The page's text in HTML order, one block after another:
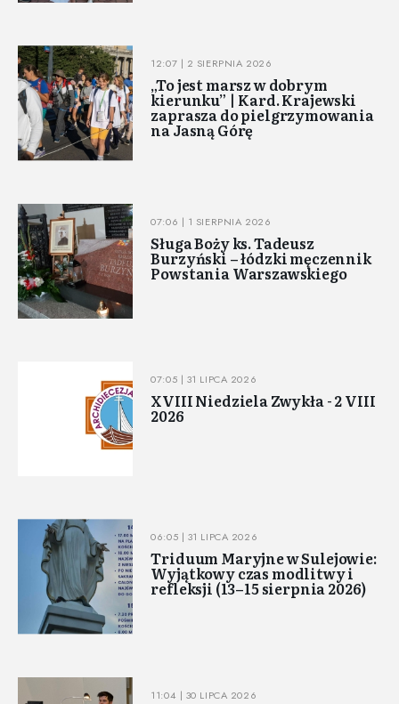
12:07 | 2 SIERPNIA 2026
„To jest marsz w dobrym
kierunku” | Kard. Krajewski
zaprasza do pielgrzymowania
na Jasną Górę
07:06 | 1 SIERPNIA 2026
Sługa Boży ks. Tadeusz
Burzyński – łódzki męczennik
Powstania Warszawskiego
07:05 | 31 LIPCA 2026
XVIII Niedziela Zwykła - 2 VIII
2026
06:05 | 31 LIPCA 2026
Triduum Maryjne w Sulejowie:
Wyjątkowy czas modlitwy i
refleksji (13–15 sierpnia 2026)
11:04 | 30 LIPCA 2026